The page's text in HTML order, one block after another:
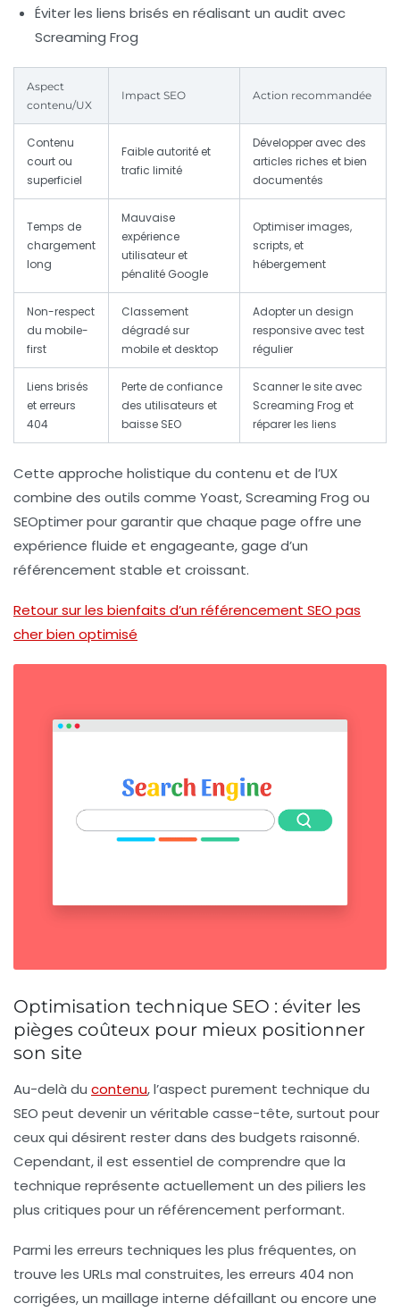
Éviter les liens brisés en réalisant un audit avec
Screaming Frog
Aspect
contenu/UX
Impact SEO Action recommandée
Contenu
court ou
superficiel
Faible autorité et
trafic limité
Développer avec des
articles riches et bien
documentés
Temps de
chargement
long
Mauvaise
expérience
utilisateur et
pénalité Google
Optimiser images,
scripts, et
hébergement
Non-respect
du mobile-
first
Classement
dégradé sur
mobile et desktop
Adopter un design
responsive avec test
régulier
Liens brisés
et erreurs
404
Perte de confiance
des utilisateurs et
baisse SEO
Scanner le site avec
Screaming Frog et
réparer les liens
Cette approche holistique du contenu et de l’UX
combine des outils comme Yoast, Screaming Frog ou
SEOptimer pour garantir que chaque page offre une
expérience fluide et engageante, gage d’un
référencement stable et croissant.
Retour sur les bienfaits d’un référencement SEO pas
cher bien optimisé
Optimisation technique SEO : éviter les
pièges coûteux pour mieux positionner
son site
Au-delà du contenu, l’aspect purement technique du
SEO peut devenir un véritable casse-tête, surtout pour
ceux qui désirent rester dans des budgets raisonné.
Cependant, il est essentiel de comprendre que la
technique représente actuellement un des piliers les
plus critiques pour un référencement performant.
Parmi les erreurs techniques les plus fréquentes, on
trouve les URLs mal construites, les erreurs 404 non
corrigées, un maillage interne défaillant ou encore une